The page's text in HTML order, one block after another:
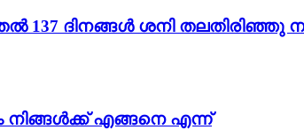
ദിനങ്ങൾ ശനി തലതിരിഞ്ഞു
നിങ്ങൾക്ക് എങ്ങനെ എന്ന്